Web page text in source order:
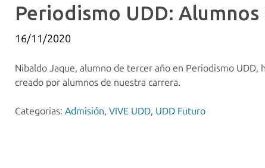
Periodismo UDD: Alumnos
16/11/2020
Nibaldo Jaque, alumno de tercer año en Periodismo UDD,
creado por alumnos de nuestra carrera.
Categorias: Admisión, VIVE UDD, UDD Futuro